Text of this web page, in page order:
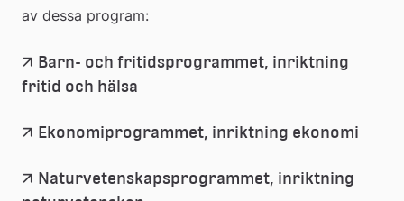
av dessa program:
Barn- och fritidsprogrammet, inriktning
fritid och hälsa
Ekonomiprogrammet, inriktning ekonomi
Naturvetenskapsprogrammet, inriktning